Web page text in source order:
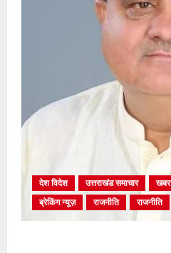
देश विदेश उत्तराखंड समाचार खबर
ब्रेकिंग न्यूज़
राजनीति राजनीति